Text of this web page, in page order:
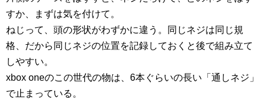
すか、まずは気を付けて。
ねじって、頭の形状がわずかに違う。同じネジは同じ規
格、だから同じネジの位置を記録しておくと後で組み立て
しやすい。
xbox oneのこの世代の物は、6本ぐらいの長い「通しネジ」
で止まっている。